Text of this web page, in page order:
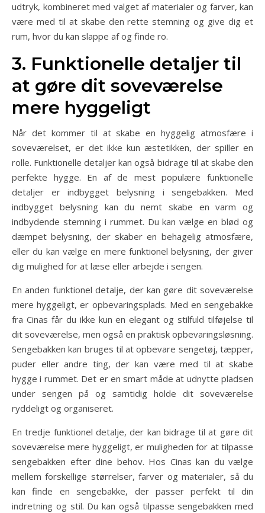
udtryk, kombineret med valget af materialer og farver, kan
være med til at skabe den rette stemning og give dig et
rum, hvor du kan slappe af og finde ro.
3. Funktionelle detaljer til
at gøre dit soveværelse
mere hyggeligt
Når det kommer til at skabe en hyggelig atmosfære i
soveværelset, er det ikke kun æstetikken, der spiller en
rolle. Funktionelle detaljer kan også bidrage til at skabe den
perfekte hygge. En af de mest populære funktionelle
detaljer er indbygget belysning i sengebakken. Med
indbygget belysning kan du nemt skabe en varm og
indbydende stemning i rummet. Du kan vælge en blød og
dæmpet belysning, der skaber en behagelig atmosfære,
eller du kan vælge en mere funktionel belysning, der giver
dig mulighed for at læse eller arbejde i sengen.
En anden funktionel detalje, der kan gøre dit soveværelse
mere hyggeligt, er opbevaringsplads. Med en sengebakke
fra Cinas får du ikke kun en elegant og stilfuld tilføjelse til
dit soveværelse, men også en praktisk opbevaringsløsning.
Sengebakken kan bruges til at opbevare sengetøj, tæpper,
puder eller andre ting, der kan være med til at skabe
hygge i rummet. Det er en smart måde at udnytte pladsen
under sengen på og samtidig holde dit soveværelse
ryddeligt og organiseret.
En tredje funktionel detalje, der kan bidrage til at gøre dit
soveværelse mere hyggeligt, er muligheden for at tilpasse
sengebakken efter dine behov. Hos Cinas kan du vælge
mellem forskellige størrelser, farver og materialer, så du
kan finde en sengebakke, der passer perfekt til din
indretning og stil. Du kan også tilpasse sengebakken med